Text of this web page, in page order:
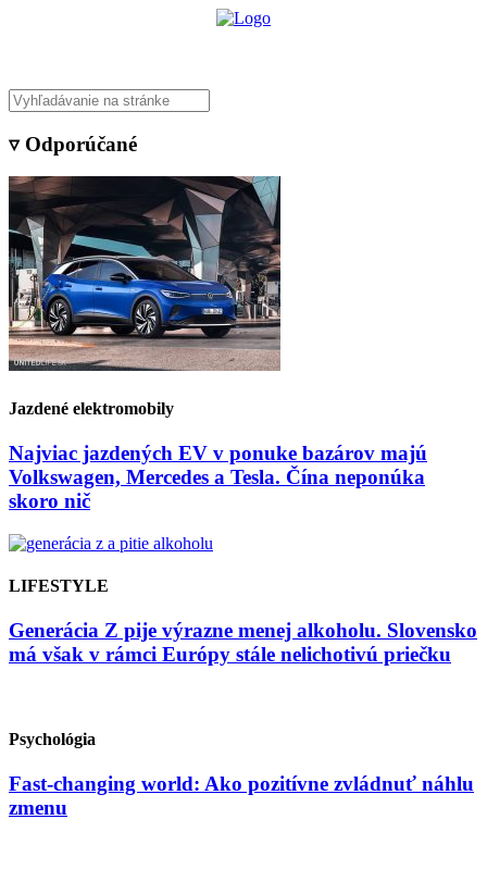
▿ Odporúčané
Jazdené elektromobily
Najviac jazdených EV v ponuke bazárov majú
Volkswagen, Mercedes a Tesla. Čína neponúka
skoro nič
LIFESTYLE
Generácia Z pije výrazne menej alkoholu. Slovensko
má však v rámci Európy stále nelichotivú priečku
Psychológia
Fast-changing world: Ako pozitívne zvládnuť náhlu
zmenu